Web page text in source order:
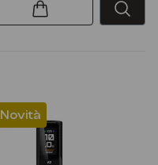
Novità